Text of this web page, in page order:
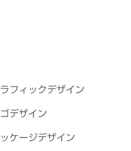
フィックデザイン
デザイン
ケージデザイン